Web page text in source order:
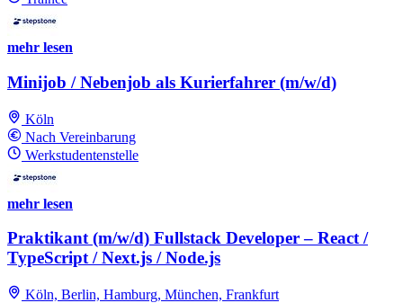
mehr lesen
Minijob / Nebenjob als Kurierfahrer (m/w/d)
Köln
Nach Vereinbarung
Werkstudentenstelle
mehr lesen
Praktikant (m/w/d) Fullstack Developer – React /
TypeScript / Next.js / Node.js
Köln, Berlin, Hamburg, München, Frankfurt